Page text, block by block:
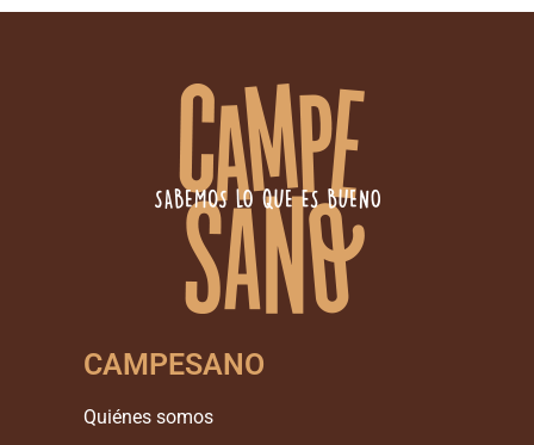
CAMPESANO
Quiénes somos